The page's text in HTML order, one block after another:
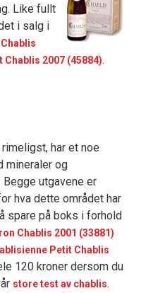
Like fullt
i salg i
Chablis
Chablis 2007 (45884).
har et noe
mineraler og
utgavene er
hva dette området har
spare på boks i forhold
Chablis 2001 (33881)
Petit Chablis
120 kroner dersom du
store test av chablis.